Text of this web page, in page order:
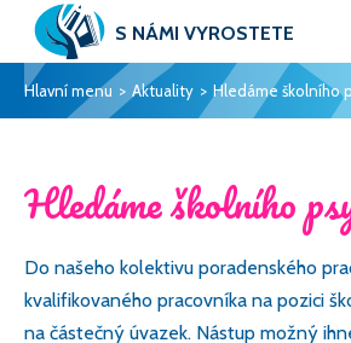
S NÁMI VYROSTETE
Hlavní menu Aktuality Hledáme školního
Hledáme školního
Do našeho kolektivu poradenského
kvalifikovaného pracovníka na pozici
na částečný úvazek. Nástup možný